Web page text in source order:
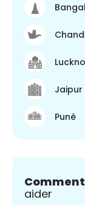
Jaipur
Puné
aider